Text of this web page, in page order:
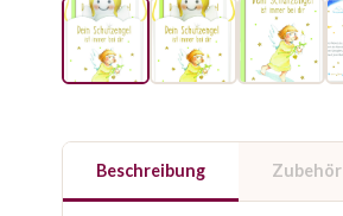
Beschreibung Zubehör